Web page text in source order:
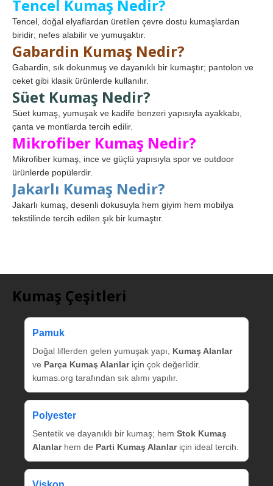
Tencel Kumaş Nedir?
Tencel, doğal elyaflardan üretilen çevre dostu kumaşlardan
biridir; nefes alabilir ve yumuşaktır.
Gabardin Kumaş Nedir?
Gabardin, sık dokunmuş ve dayanıklı bir kumaştır; pantolon ve
ceket gibi klasik ürünlerde kullanılır.
Süet Kumaş Nedir?
Süet kumaş, yumuşak ve kadife benzeri yapısıyla ayakkabı,
çanta ve montlarda tercih edilir.
Mikrofiber Kumaş Nedir?
Mikrofiber kumaş, ince ve güçlü yapısıyla spor ve outdoor
ürünlerde popülerdir.
Jakarlı Kumaş Nedir?
Jakarlı kumaş, desenli dokusuyla hem giyim hem mobilya
tekstilinde tercih edilen şık bir kumaştır.
Kumaş Çeşitleri
Pamuk
Doğal liflerden gelen yumuşak yapı, Kumaş Alanlar
ve Parça Kumaş Alanlariçin çok değerlidir.
kumas.org tarafından sık alımı yapılır.
Polyester
Sentetik ve dayanıklı bir kumaş; hem Stok Kumaş
Alanlarhem de Parti Kumaş Alanlariçin ideal tercih.